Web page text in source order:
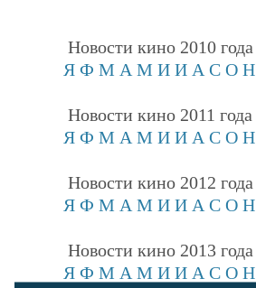
Новости кино 2010 года
Я Ф М А М И И А С О Н
Новости кино 2011 года
Я Ф М А М И И А С О Н
Новости кино 2012 года
Я Ф М А М И И А С О Н
Новости кино 2013 года
Я Ф М А М И И А С О Н